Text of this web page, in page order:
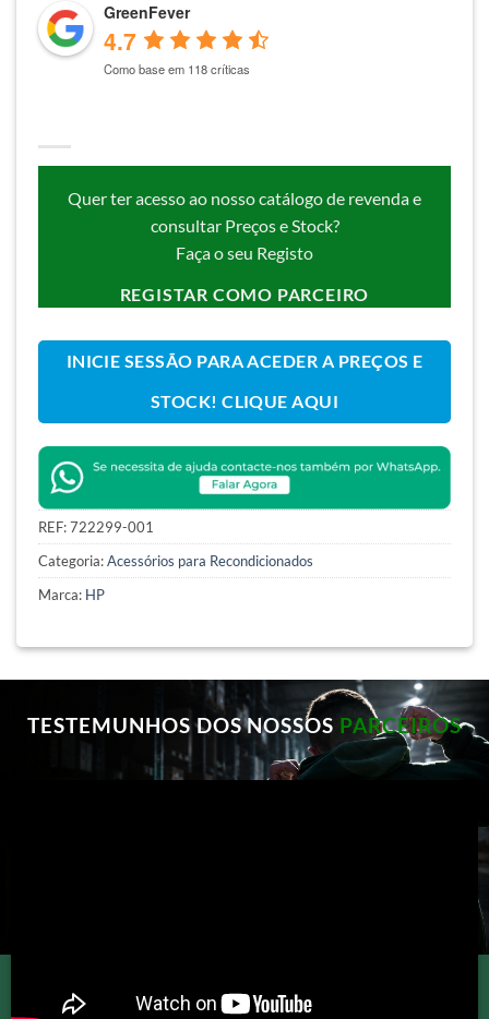
GreenFever
4.7
Como base em 118 críticas
Quer ter acesso ao nosso catálogo de revenda e
consultar Preços e Stock?
Faça o seu Registo
REGISTAR COMO PARCEIRO
INICIE SESSÃO PARA ACEDER A PREÇOS E
STOCK! CLIQUE AQUI
REF:722299-001
Categoria:Acessórios para Recondicionados
Marca: HP
TESTEMUNHOS DOS NOSSOS PARCEIROS